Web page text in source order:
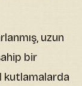
uzun
bir
kutlamalarda